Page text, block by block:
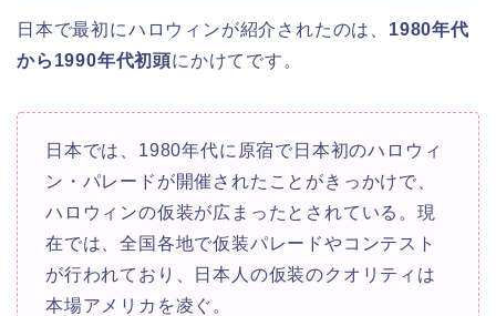
日本で最初にハロウィンが紹介されたのは、 1980年代
から1990年代初頭にかけてです。
日本では、1980年代に原宿で日本初のハロウィ
ン・パレードが開催されたことがきっかけで、
ハロウィンの仮装が広まったとされている。現
在では、全国各地で仮装パレードやコンテスト
が行われており、日本人の仮装のクオリティは
本場アメリカを凌ぐ。